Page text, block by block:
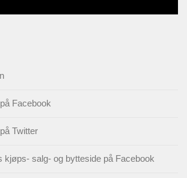
Facebook
Twitter
kjøps- salg- og bytteside på Facebook